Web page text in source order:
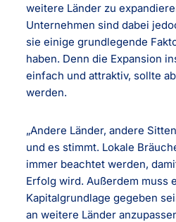
weitere Länder zu
Unternehmen sind dabei
sie einige grundlegende
haben. Denn die Expansion
einfach und attraktiv, sollte
werden.
„Andere Länder, andere
und es stimmt. Lokale
immer beachtet werden,
Erfolg wird. Außerdem muss
Kapitalgrundlage gegeben
an weitere Länder